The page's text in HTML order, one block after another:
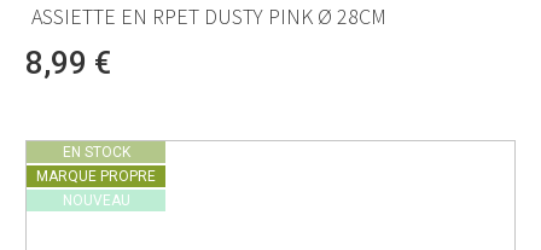
ASSIETTE EN RPET DUSTY PINK Ø 28CM
8,99 €
EN STOCK
MARQUE PROPRE
NOUVEAU